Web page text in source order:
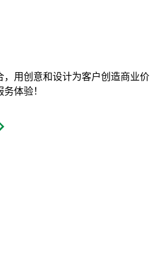
，用创意和设计为客户创造商业价
体验！